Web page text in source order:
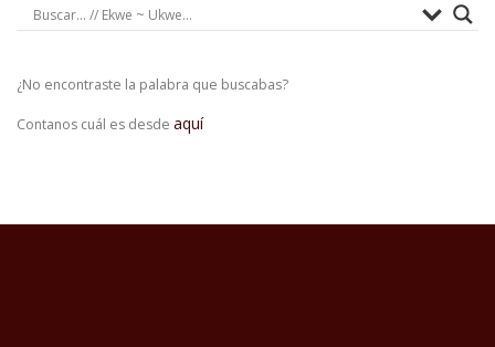
¿No encontraste la palabra que buscabas?
Contanos cuál es desde aquí